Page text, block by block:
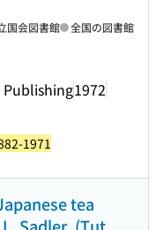
1972
国会図書館 全国の図書館
1971
tea